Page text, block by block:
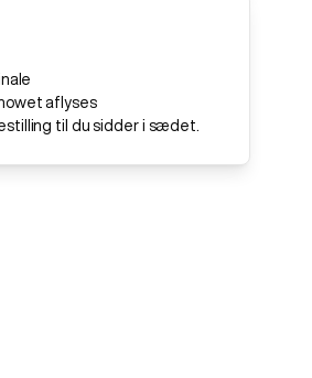
aflyses
til du sidder i sædet.